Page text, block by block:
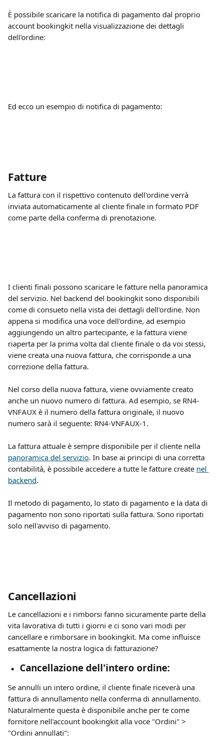
È possibile scaricare la notifica di pagamento dal proprio
account bookingkit nella visualizzazione dei dettagli
dell'ordine:
Ed ecco un esempio di notifica di pagamento:
Fatture
La fattura con il rispettivo contenuto dell'ordine verrà
inviata automaticamente al cliente finale in formato PDF
come parte della conferma di prenotazione.
I clienti finali possono scaricare le fatture nella panoramica
del servizio. Nel backend del bookingkit sono disponibili
come di consueto nella vista dei dettagli dell'ordine. Non
appena si modifica una voce dell'ordine, ad esempio
aggiungendo un altro partecipante, e la fattura viene
riaperta per la prima volta dal cliente finale o da voi stessi,
viene creata una nuova fattura, che corrisponde a una
correzione della fattura.
Nel corso della nuova fattura, viene ovviamente creato
anche un nuovo numero di fattura. Ad esempio, se RN4-
VNFAUX è il numero della fattura originale, il nuovo
numero sarà il seguente: RN4-VNFAUX-1.
La fattura attuale è sempre disponibile per il cliente nella
panoramica del servizio. In base ai principi di una corretta
contabilità, è possibile accedere a tutte le fatture create nel
backend.
Il metodo di pagamento, lo stato di pagamento e la data di
pagamento non sono riportati sulla fattura. Sono riportati
solo nell'avviso di pagamento.
Cancellazioni
Le cancellazioni e i rimborsi fanno sicuramente parte della
vita lavorativa di tutti i giorni e ci sono vari modi per
cancellare e rimborsare in bookingkit. Ma come influisce
esattamente la nostra logica di fatturazione?
Cancellazione dell'intero ordine:
Se annulli un intero ordine, il cliente finale riceverà una
fattura di annullamento nella conferma di annullamento.
Naturalmente questa è disponibile anche per te come
fornitore nell'account bookingkit alla voce "Ordini" >
"Ordini annullati":